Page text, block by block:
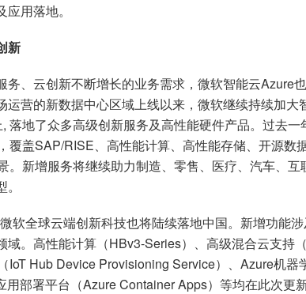
用落地。
新
务、云创新不断增长的业务需求，微软智能云Azure
运营的新数据中心区域上线以来，微软继续持续加大
落地了众多高级创新服务及高性能硬件产品。过去
覆盖SAP/RISE、高性能计算、高性能存储、开源数
。新增服务将继续助力制造、零售、医疗、汽车、
软全球云端创新科技也将陆续落地中国。新增功能
域。高性能计算（HBv3-Series）、高级混合云支持
IoT Hub Device Provisioning Service）、Azure机器
用部署平台（Azure Container Apps）等均在此次更